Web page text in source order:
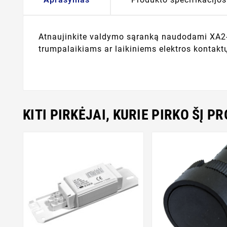
Atnaujinkite valdymo sąranką naudodami
trumpalaikiams ar laikiniems elektros
KITI PIRKĖJAI, KURIE PIRKO ŠĮ